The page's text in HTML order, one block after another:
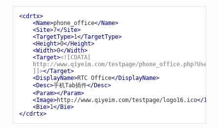
<cdrtx>
<Name>phone_office</Name>
<Site>7</Site>
<TargetType>1</TargetType>
<Height>0</Height>
<Width>0</Width>
<Target><![CDATA[
http://www.qiyeim.com/testpage/
    ]]>
</Target>
<DisplayName>RTC Office</DisplayName>
<Desc>手机Tab插件</Desc>
<Param></Param>
<Image>http://www.qiyeim.com/testpage/logo16.ico</
<Bie>1</Bie>
</cdrtx>